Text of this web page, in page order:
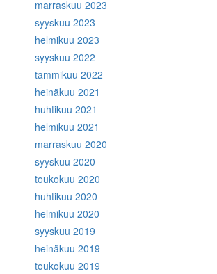
marraskuu 2023
syyskuu 2023
helmikuu 2023
syyskuu 2022
tammikuu 2022
heinäkuu 2021
huhtikuu 2021
helmikuu 2021
marraskuu 2020
syyskuu 2020
toukokuu 2020
huhtikuu 2020
helmikuu 2020
syyskuu 2019
heinäkuu 2019
toukokuu 2019